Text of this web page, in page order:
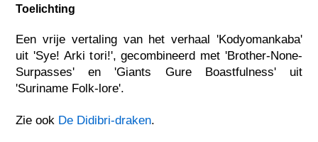
Toelichting
Een vrije vertaling van het verhaal 'Kodyomankaba'
uit 'Sye! Arki tori!', gecombineerd met 'Brother-None-
Surpasses' en 'Giants Gure Boastfulness' uit
'Suriname Folk-lore'.
Zie ook De Didibri-draken.